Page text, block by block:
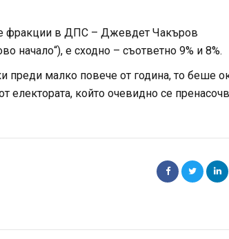
фракции в ДПС – Джевдет Чакъров
начало“), е сходно – съответно 9% и 8%.
преди малко повече от година, то беше
електората, който очевидно се